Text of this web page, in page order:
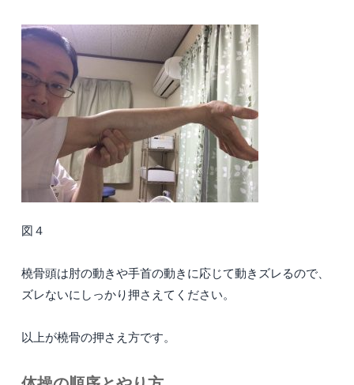
図４
橈骨頭は肘の動きや手首の動きに応じて動きズレるので、
ズレないにしっかり押さえてください。
以上が橈骨の押さえ方です。